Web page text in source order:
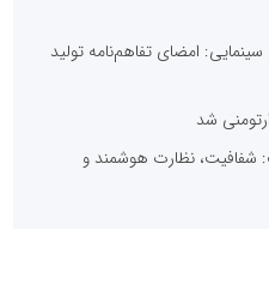
امضای تفاهم‌نامه تولید
شفافیت، نظارت هوشمند و